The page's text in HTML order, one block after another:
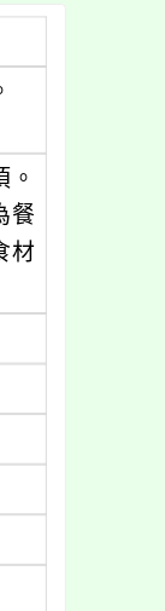
餐
材